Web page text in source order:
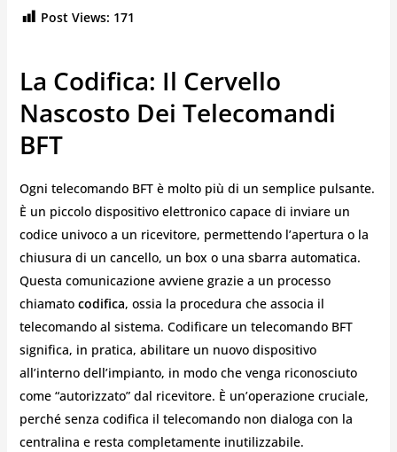
Post Views: 171
La Codifica: Il Cervello
Nascosto Dei Telecomandi
BFT
Ogni telecomando BFT è molto più di un semplice pulsante.
È un piccolo dispositivo elettronico capace di inviare un
codice univoco a un ricevitore, permettendo l’apertura o la
chiusura di un cancello, un box o una sbarra automatica.
Questa comunicazione avviene grazie a un processo
chiamato codifica, ossia la procedura che associa il
telecomando al sistema. Codificare un telecomando BFT
significa, in pratica, abilitare un nuovo dispositivo
all’interno dell’impianto, in modo che venga riconosciuto
come “autorizzato” dal ricevitore. È un’operazione cruciale,
perché senza codifica il telecomando non dialoga con la
centralina e resta completamente inutilizzabile.